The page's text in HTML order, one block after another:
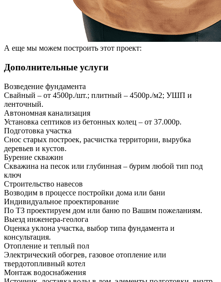
А еще мы можем построить этот проект:
Дополнительные услуги
Возведение фундамента
Свайный – от 4500р./шт.; плитный – 4500р./м2; УШП и
ленточный.
Автономная канализация
Установка септиков из бетонных колец – от 37.000р.
Подготовка участка
Снос старых построек, расчистка территории, вырубка
деревьев и кустов.
Бурение скважин
Скважина на песок или глубинная – бурим любой тип под
ключ
Строительство навесов
Возводим в процессе постройки дома или бани
Индивидуальное проектирование
По ТЗ проектируем дом или баню по Вашим пожеланиям.
Выезд инженера-геолога
Оценка уклона участка, выбор типа фундамента и
консультация.
Отопление и теплый пол
Электрический обогрев, газовое отопление или
твердотопливный котел
Монтаж водоснабжения